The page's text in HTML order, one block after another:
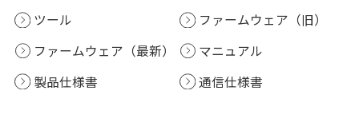
ツール
ファームウェア（旧）
ファームウェア（最新）
マニュアル
製品仕様書
通信仕様書